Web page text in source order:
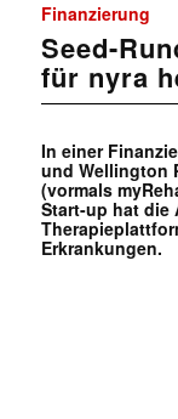
Finanzierung
Seed-
für nyra
In einer
und Wellington
(vormals
Start-up hat die
Erkrankungen.